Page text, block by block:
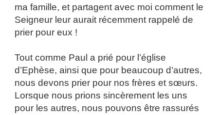
ma famille, et partagent avec moi comment le
Seigneur leur aurait récemment rappelé de
prier pour eux !
Tout comme Paul a prié pour l’église
d’Ephèse, ainsi que pour beaucoup d’autres,
nous devons prier pour nos frères et sœurs.
Lorsque nous prions sincèrement les uns
pour les autres, nous pouvons être rassurés